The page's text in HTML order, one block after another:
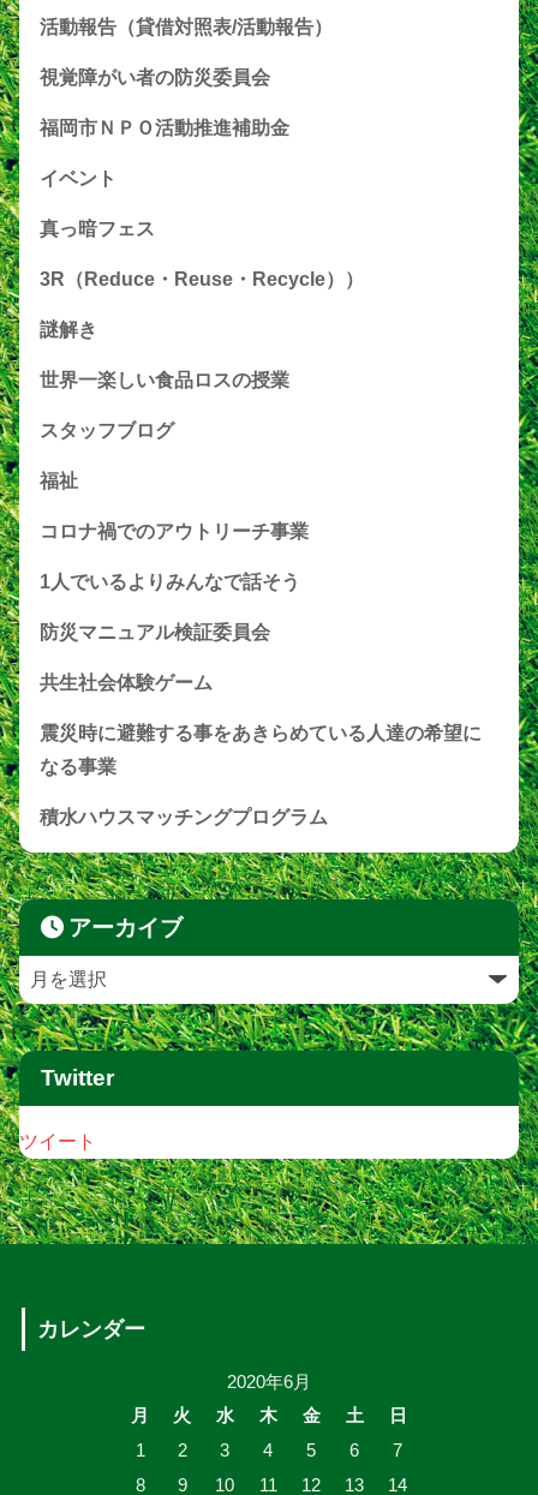
活動報告（貸借対照表/活動報告）
視覚障がい者の防災委員会
福岡市ＮＰＯ活動推進補助金
イベント
真っ暗フェス
3R（Reduce・Reuse・Recycle））
謎解き
世界一楽しい食品ロスの授業
スタッフブログ
福祉
コロナ禍でのアウトリーチ事業
1人でいるよりみんなで話そう
防災マニュアル検証委員会
共生社会体験ゲーム
震災時に避難する事をあきらめている人達の希望に
なる事業
積水ハウスマッチングプログラム
アーカイブ
Twitter
ツイート
カレンダー
2020年6月
月
火 水 木 金 土
日
1
2 3 4 5 6
7
8
9 10 11 12 13 14